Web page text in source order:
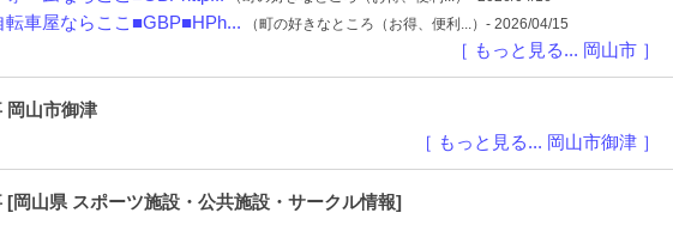
転車屋ならここ■GBP■HPh... （町の好きなところ（お得、便利...）- 2026/04/15
［ もっと見る... 岡山市 ］
岡山市御津
［ もっと見る... 岡山市御津 ］
[岡山県 スポーツ施設・公共施設・サークル情報]